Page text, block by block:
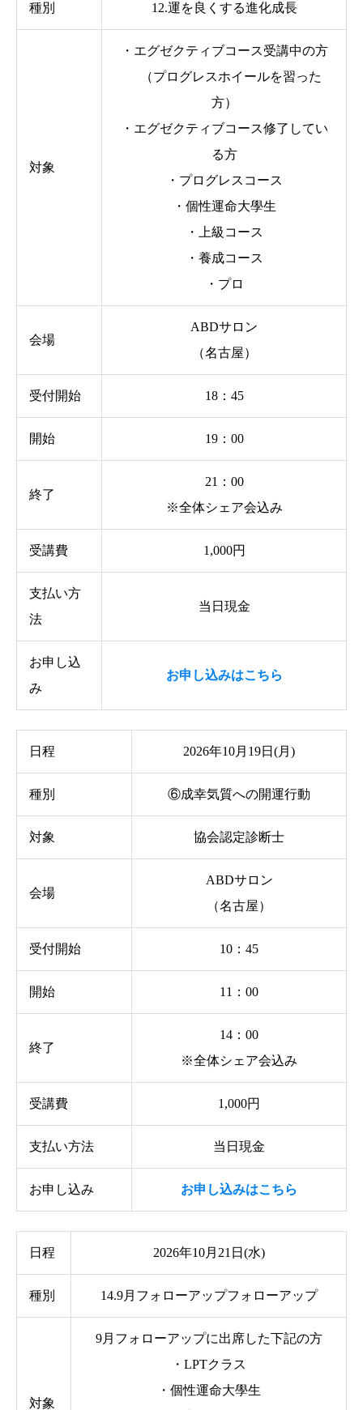
種別 12.運を良くする進化成長
対象
・エグゼクティブコース受講中の方
（プログレスホイールを習った
方）
・エグゼクティブコース修了してい
る方
・プログレスコース
・個性運命大學生
・上級コース
・養成コース
・プロ
会場
ABDサロン
（名古屋）
受付開始 18：45
開始 19：00
終了
21：00
※全体シェア会込み
受講費 1,000円
支払い方
法
当日現金
お申し込
み
お申し込みはこちら
日程 2026年10月19日(月)
種別 ⑥成幸気質への開運行動
対象 協会認定診断士
会場
ABDサロン
（名古屋）
受付開始 10：45
開始 11：00
終了
14：00
※全体シェア会込み
受講費 1,000円
支払い方法 当日現金
お申し込み お申し込みはこちら
日程 2026年10月21日(水)
種別 14.9月フォローアップフォローアップ
対象
9月フォローアップに出席した下記の方
・LPTクラス
・個性運命大學生